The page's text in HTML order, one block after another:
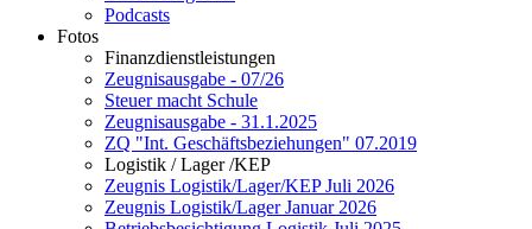
Podcasts
Fotos
Finanzdienstleistungen
Zeugnisausgabe - 07/26
Steuer macht Schule
Zeugnisausgabe - 31.1.2025
ZQ "Int. Geschäftsbeziehungen" 07.2019
Logistik / Lager /KEP
Zeugnis Logistik/Lager/KEP Juli 2026
Zeugnis Logistik/Lager Januar 2026